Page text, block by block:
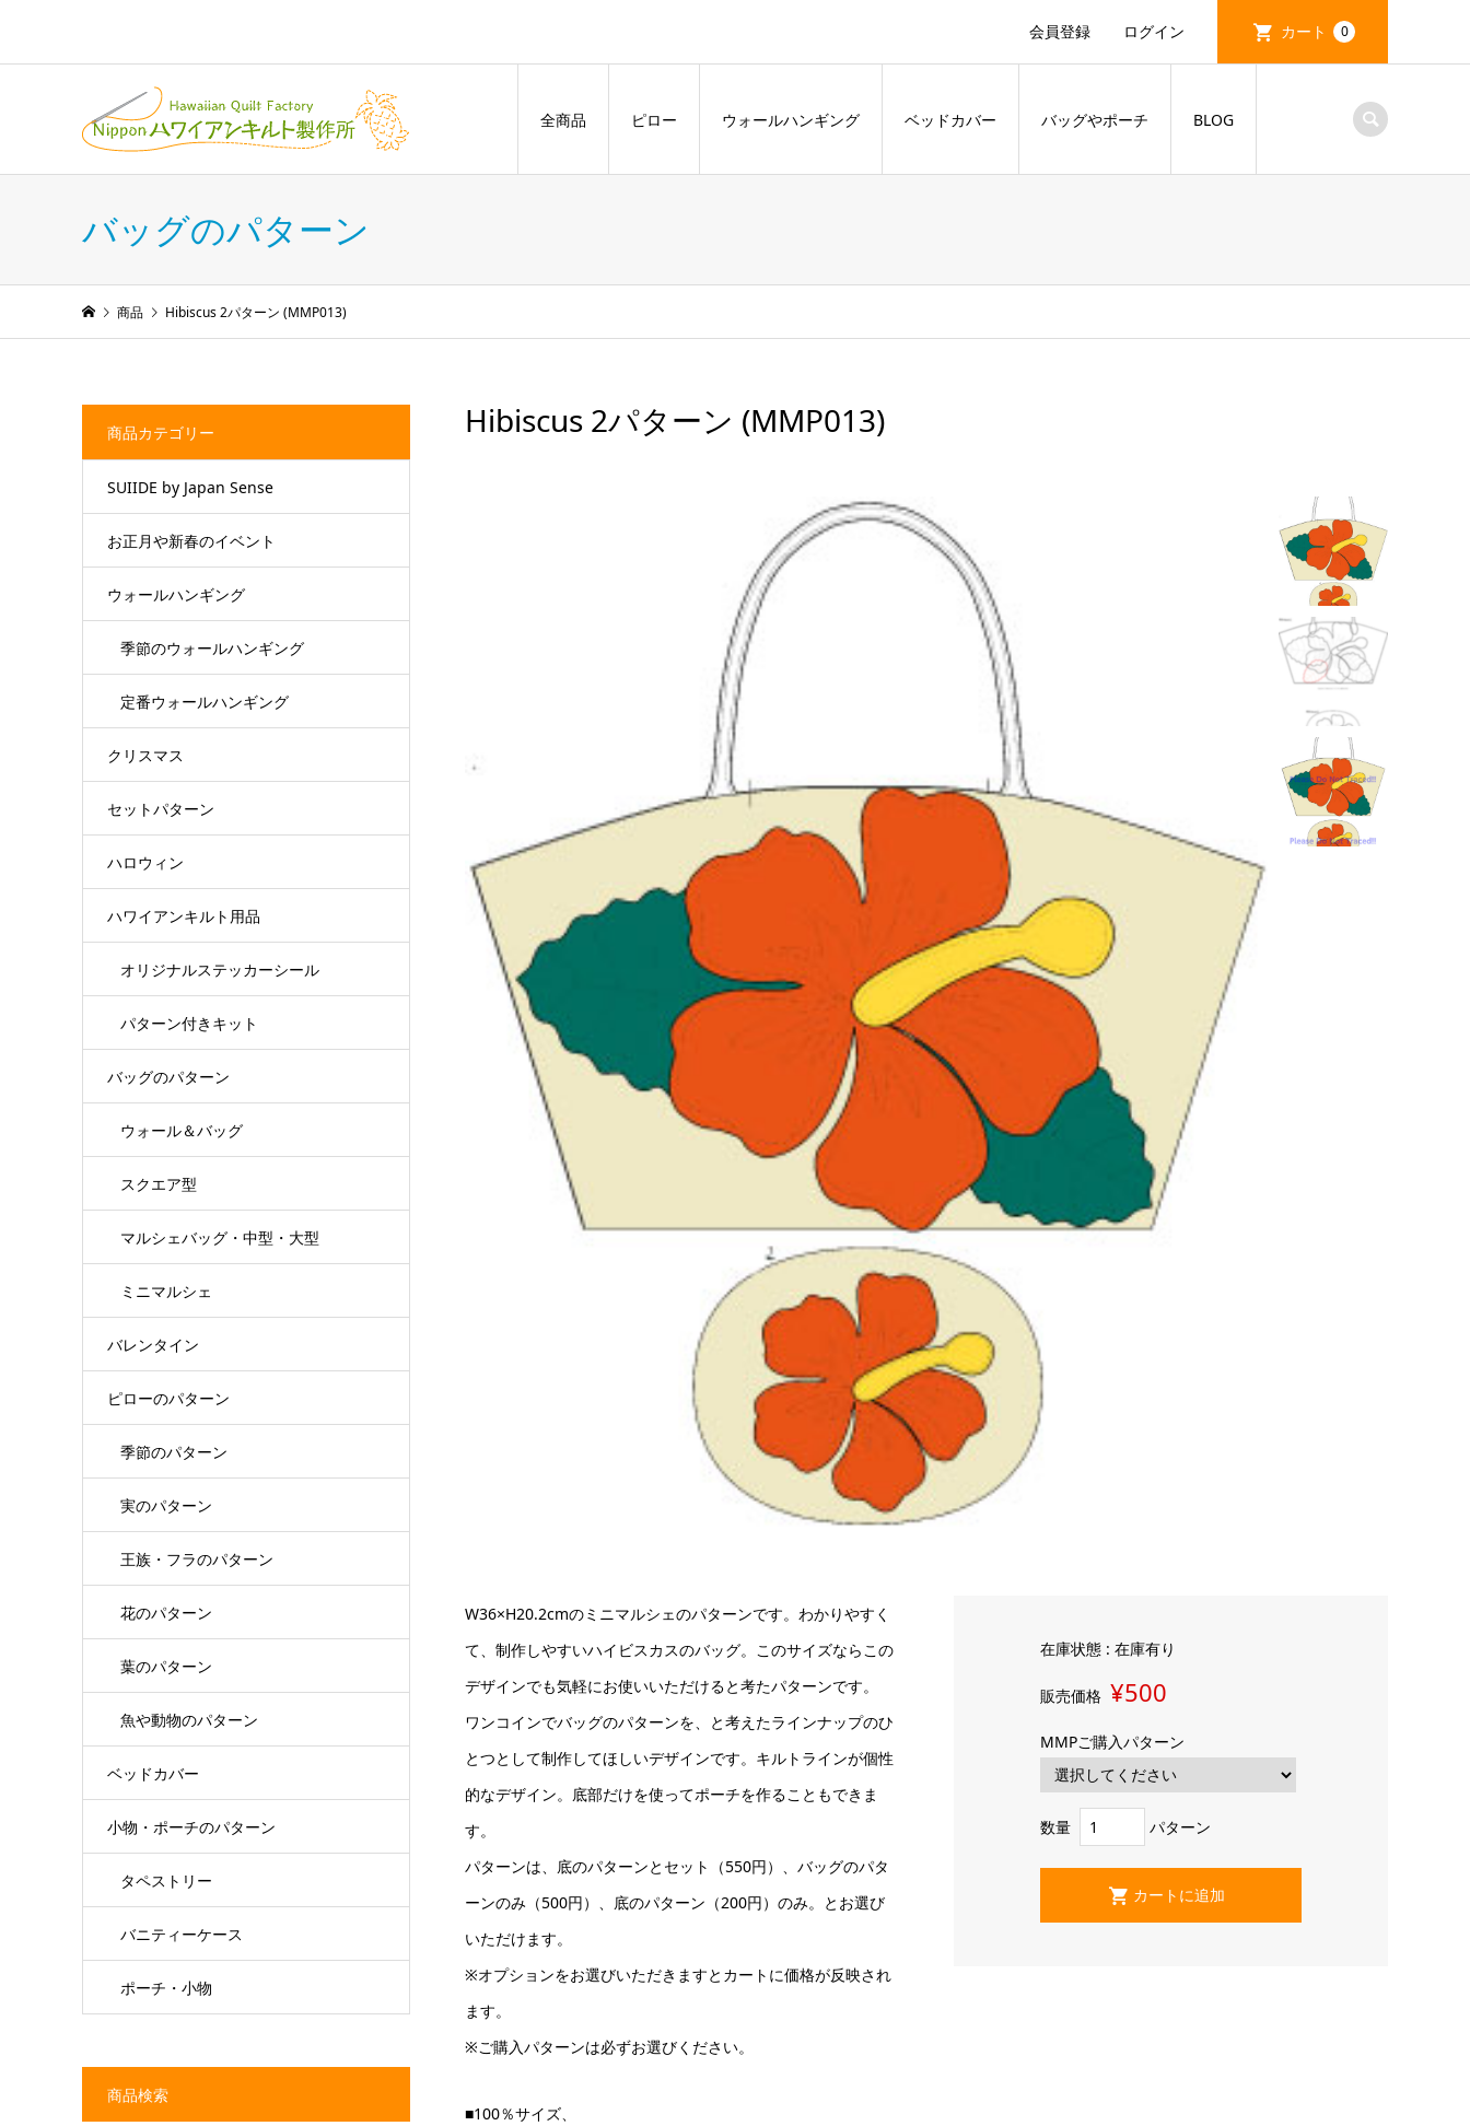
会員登録 ログイン カート 0
全商品 ピロー ウォールハンギング ベッドカバー バッグやポーチ BLOG
バッグのパターン
商品 Hibiscus 2パターン (MMP013)
Hibiscus 2パターン (MMP013)
W36×H20.2cmのミニマルシェのパターンです。わかりやすく
て、制作しやすいハイビスカスのバッグ。このサイズならこの
デザインでも気軽にお使いいただけると考たパターンです。
ワンコインでバッグのパターンを、と考えたラインナップのひ
とつとして制作してほしいデザインです。キルトラインが個性
的なデザイン。底部だけを使ってポーチを作ることもできま
す。
パターンは、底のパターンとセット（550円）、バッグのパタ
ーンのみ（500円）、底のパターン（200円）のみ。とお選び
いただけます。
※オプションをお選びいただきますとカートに価格が反映され
ます。
※ご購入パターンは必ずお選びください。
■100％サイズ、
在庫状態 : 在庫有り
販売価格 ¥500
MMPご購入パターン
数量 パターン
商品カテゴリー
SUIIDE by Japan Sense
お正月や新春のイベント
ウォールハンギング
季節のウォールハンギング
定番ウォールハンギング
クリスマス
セットパターン
ハロウィン
ハワイアンキルト用品
オリジナルステッカーシール
パターン付きキット
バッグのパターン
ウォール＆バッグ
スクエア型
マルシェバッグ・中型・大型
ミニマルシェ
バレンタイン
ピローのパターン
季節のパターン
実のパターン
王族・フラのパターン
花のパターン
葉のパターン
魚や動物のパターン
ベッドカバー
小物・ポーチのパターン
タペストリー
バニティーケース
ポーチ・小物
商品検索